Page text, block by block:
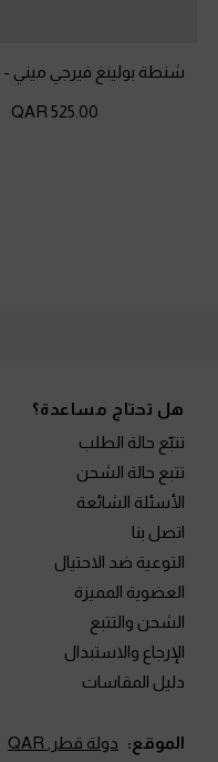
شنطة بولينغ فيرجي ميني -
525.00 QAR
هل تحتاج مساعدة؟
تتبّع حالة الطلب
تتبع حالة الشحن
الأسئلة الشائعة
اتصل بنا
التوعية ضد الاحتيال
العضوية المميزة
الشحن والتتبع
الإرجاع والاستبدال
دليل المقاسات
الموقع: دولة قطر, QAR